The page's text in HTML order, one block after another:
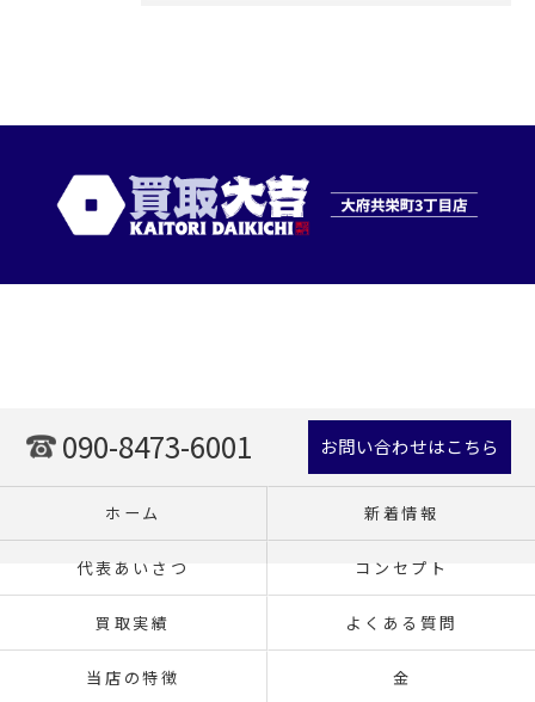
090-8473-6001 お問い合わせはこちら
ホーム 新着情報
代表あいさつ コンセプト
買取実績 よくある質問
当店の特徴 金